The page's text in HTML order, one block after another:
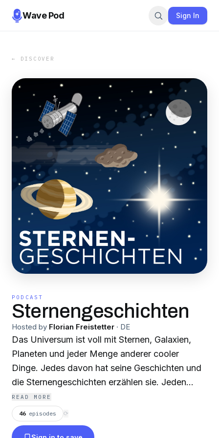
Wave Pod Sign In
← DISCOVER
PODCAST
Sternengeschichten
Hosted by Florian Freistetter · DE
Das Universum ist voll mit Sternen, Galaxien,
Planeten und jeder Menge anderer cooler
Dinge. Jedes davon hat seine Geschichten und
die Sternengeschichten erzählen sie. Jeden
Freitag gibt es eine neue Folge - das Universum
bietet genug Material für immer neue
Geschichten. STERNENGESCHICHTEN LIVE
READ MORE
46 episodes ⟳